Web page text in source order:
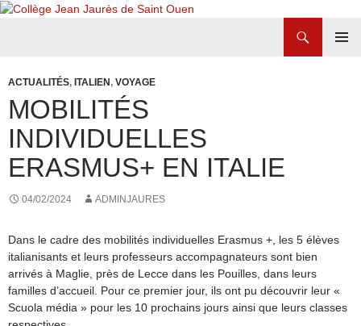
CONTENU
ACTUALITÉS, ITALIEN, VOYAGE
MOBILITÉS
INDIVIDUELLES
ERASMUS+ EN ITALIE
04/02/2024 ADMINJAURES
Dans le cadre des mobilités individuelles Erasmus +, les 5 élèves
italianisants et leurs professeurs accompagnateurs sont bien
arrivés à Maglie, près de Lecce dans les Pouilles, dans leurs
familles d’accueil. Pour ce premier jour, ils ont pu découvrir leur «
Scuola média » pour les 10 prochains jours ainsi que leurs classes